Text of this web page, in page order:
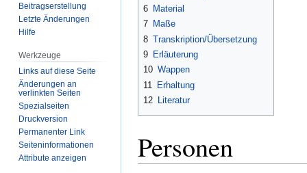
6 Material
7 Maße
8 Transkription/Übersetzung
9 Erläuterung
10 Wappen
11
Erhaltung
12 Literatur
Personen
Beitragserstellung
Letzte Änderungen
Hilfe
Werkzeuge
Links auf diese Seite
Änderungen an
verlinkten Seiten
Spezialseiten
Druckversion
Permanenter Link
Seiten­­informationen
Attribute anzeigen